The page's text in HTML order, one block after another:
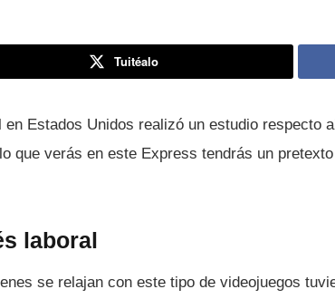
Tuitéalo
Estados Unidos realizó un estudio respecto
que verás en este Express tendrás un
laboral
se relajan con este tipo de videojuegos